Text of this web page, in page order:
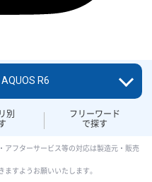
別
フリーワード
で探す
AQUOS R6
アフターサービス等の対応は製造元・販売
すようお願いいたします。